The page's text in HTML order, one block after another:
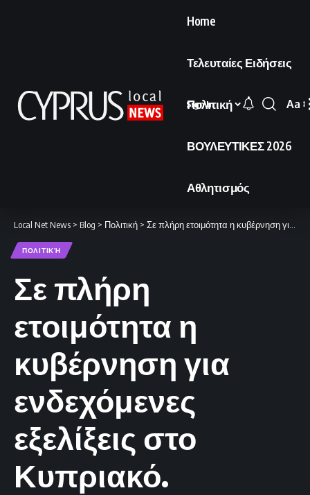
Home
Τελευταίες Ειδήσεις
Πολιτική
ΒΟΥΛΕΥΤΙΚΕΣ 2026
Αθλητισμός
Sign In
Font
Aa
Local Net News > Blog > Πολιτική > Σε πλήρη ετοιμότητα η κυβέρνηση για ενδεχόμενες εξελίξεις στο Κυπριακό.
ΠΟΛΙΤΙΚΉ
Σε πλήρη
ετοιμότητα η
κυβέρνηση για
ενδεχόμενες
εξελίξεις στο
Κυπριακό.